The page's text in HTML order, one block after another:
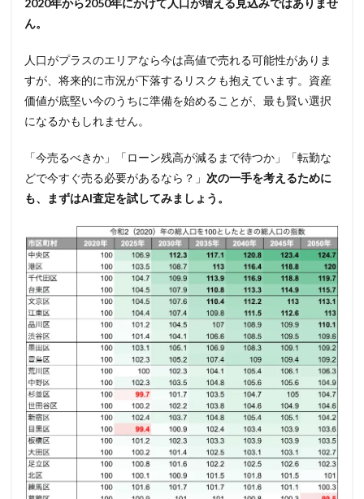
2020年から2050年にかけて人口が増える見込みではありませ
ん。
人口がプラスのエリアなら今は高値で売れる可能性がありま
すが、将来的に市況が下落するリスクも抱えています。資産
価値が底堅い今のうちに準備を始めることが、最も賢い選択
になるかもしれません。
「今売るべきか」「ローン残高が減るまで待つか」「転勤な
どで今すぐ売る必要があるなら？」 次の一手を考えるために
も、まずはAI査定を試してみましょう。